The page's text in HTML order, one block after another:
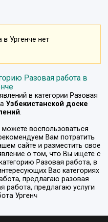
в Ургенче нет
Разовая работа в
в категории Разовая
Узбекистанской доске
.
воспользоваться
Вам потратить
сайте и разместить свое
о том, что Вы ищете с
Разовая работа, в
Вас категориях
предлагаю разовая
работа, предлагаю услуги
Ургенч